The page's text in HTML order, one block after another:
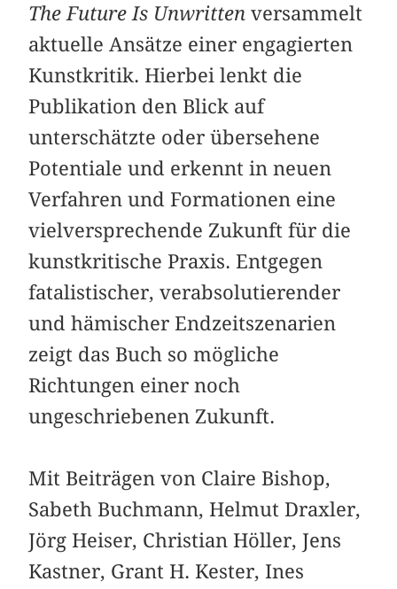
The Future Is Unwritten versammelt
aktuelle Ansätze einer engagierten
Kunstkritik. Hierbei lenkt die
Publikation den Blick auf
unterschätzte oder übersehene
Potentiale und erkennt in neuen
Verfahren und Formationen eine
vielversprechende Zukunft für die
kunstkritische Praxis. Entgegen
fatalistischer, verabsolutierender
und hämischer Endzeitszenarien
zeigt das Buch so mögliche
Richtungen einer noch
ungeschriebenen Zukunft.
Mit Beiträgen von Claire Bishop,
Sabeth Buchmann, Helmut Draxler,
Jörg Heiser, Christian Höller, Jens
Kastner, Grant H. Kester, Ines